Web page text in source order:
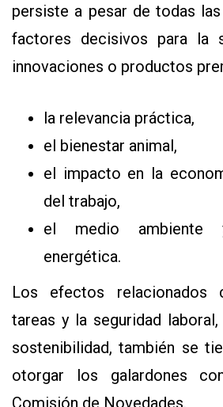
persiste a pesar de todas
factores decisivos para la
innovaciones o productos
la relevancia práctica,
el bienestar animal,
el impacto en la
del trabajo,
el medio ambiente
energética.
Los efectos relacionados
tareas y la seguridad
sostenibilidad, también se
otorgar los galardones
Comisión de Novedades.